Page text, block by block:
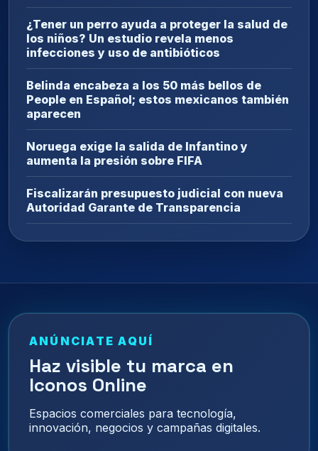
¿Tener un perro ayuda a proteger la salud de
los niños? Un estudio revela menos
infecciones y uso de antibióticos
Belinda encabeza a los 50 más bellos de
People en Español; estos mexicanos también
aparecen
Noruega exige la salida de Infantino y
aumenta la presión sobre FIFA
Fiscalizarán presupuesto judicial con nueva
Autoridad Garante de Transparencia
ANÚNCIATE AQUÍ
Haz visible tu marca en
Iconos Online
Espacios comerciales para tecnología,
innovación, negocios y campañas digitales.